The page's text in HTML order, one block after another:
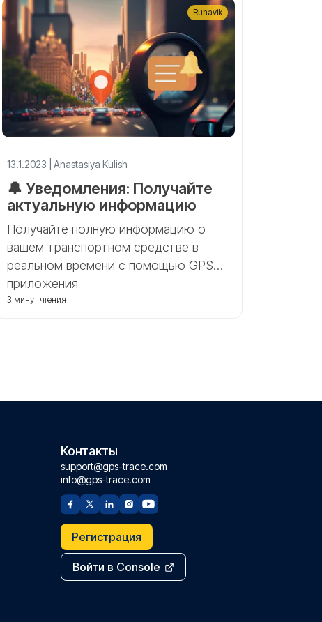
13.1.2023 | Anastasiya Kulish
🔔 Уведомления: Получайте
актуальную информацию
Получайте полную информацию о
вашем транспортном средстве в
реальном времени с помощью GPS
приложения
Ruhavik
3 минут чтения
Контакты
support@gps-trace.com
info@gps-trace.com
Регистрация
Войти в Console